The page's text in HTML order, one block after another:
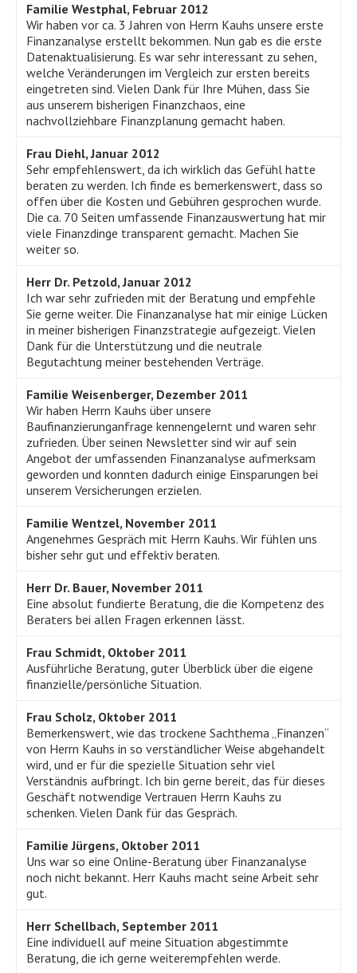
Familie Westphal, Februar 2012
Wir haben vor ca. 3 Jahren von Herrn Kauhs unsere erste
Finanzanalyse erstellt bekommen. Nun gab es die erste
Datenaktualisierung. Es war sehr interessant zu sehen,
welche Veränderungen im Vergleich zur ersten bereits
eingetreten sind. Vielen Dank für Ihre Mühen, dass Sie
aus unserem bisherigen Finanzchaos, eine
nachvollziehbare Finanzplanung gemacht haben.
Frau Diehl, Januar 2012
Sehr empfehlenswert, da ich wirklich das Gefühl hatte
beraten zu werden. Ich finde es bemerkenswert, dass so
offen über die Kosten und Gebühren gesprochen wurde.
Die ca. 70 Seiten umfassende Finanzauswertung hat mir
viele Finanzdinge transparent gemacht. Machen Sie
weiter so.
Herr Dr. Petzold, Januar 2012
Ich war sehr zufrieden mit der Beratung und empfehle
Sie gerne weiter. Die Finanzanalyse hat mir einige Lücken
in meiner bisherigen Finanzstrategie aufgezeigt. Vielen
Dank für die Unterstützung und die neutrale
Begutachtung meiner bestehenden Verträge.
Familie Weisenberger, Dezember 2011
Wir haben Herrn Kauhs über unsere
Baufinanzierunganfrage kennengelernt und waren sehr
zufrieden. Über seinen Newsletter sind wir auf sein
Angebot der umfassenden Finanzanalyse aufmerksam
geworden und konnten dadurch einige Einsparungen bei
unserem Versicherungen erzielen.
Familie Wentzel, November 2011
Angenehmes Gespräch mit Herrn Kauhs. Wir fühlen uns
bisher sehr gut und effektiv beraten.
Herr Dr. Bauer, November 2011
Eine absolut fundierte Beratung, die die Kompetenz des
Beraters bei allen Fragen erkennen lässt.
Frau Schmidt, Oktober 2011
Ausführliche Beratung, guter Überblick über die eigene
finanzielle/persönliche Situation.
Frau Scholz, Oktober 2011
Bemerkenswert, wie das trockene Sachthema „Finanzen“
von Herrn Kauhs in so verständlicher Weise abgehandelt
wird, und er für die spezielle Situation sehr viel
Verständnis aufbringt. Ich bin gerne bereit, das für dieses
Geschäft notwendige Vertrauen Herrn Kauhs zu
schenken. Vielen Dank für das Gespräch.
Familie Jürgens, Oktober 2011
Uns war so eine Online-Beratung über Finanzanalyse
noch nicht bekannt. Herr Kauhs macht seine Arbeit sehr
gut.
Herr Schellbach, September 2011
Eine individuell auf meine Situation abgestimmte
Beratung, die ich gerne weiterempfehlen werde.